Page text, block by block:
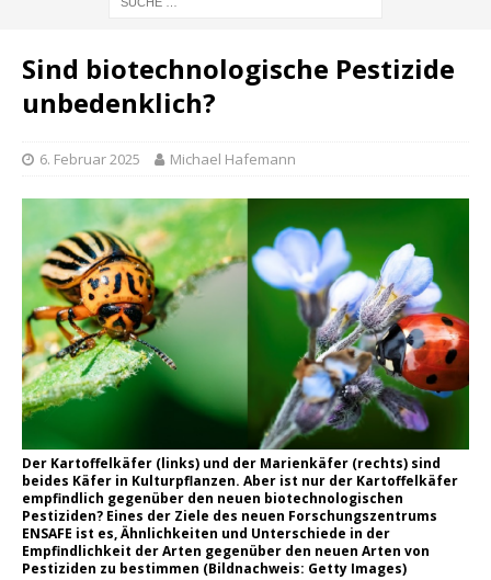
Sind biotechnologische Pestizide
unbedenklich?
6. Februar 2025 Michael Hafemann
Der Kartoffelkäfer (links) und der Marienkäfer (rechts) sind
beides Käfer in Kulturpflanzen. Aber ist nur der Kartoffelkäfer
empfindlich gegenüber den neuen biotechnologischen
Pestiziden? Eines der Ziele des neuen Forschungszentrums
ENSAFE ist es, Ähnlichkeiten und Unterschiede in der
Empfindlichkeit der Arten gegenüber den neuen Arten von
Pestiziden zu bestimmen (Bildnachweis: Getty Images)